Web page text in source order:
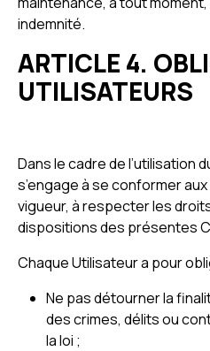
indemnité.
ARTICLE 4.
UTILISATEURS
Dans le cadre de l’utilisation
s’engage à se conformer
vigueur, à respecter les
dispositions des présentes
Chaque Utilisateur a pour
Ne pas détourner la
des crimes, délits ou
la loi ;